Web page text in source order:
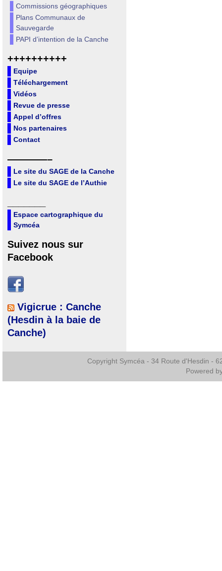
Commissions géographiques
Plans Communaux de
Sauvegarde
PAPI d’intention de la Canche
++++++++++
Equipe
Téléchargement
Vidéos
Revue de presse
Appel d’offres
Nos partenaires
Contact
————–
Le site du SAGE de la Canche
Le site du SAGE de l’Authie
Espace cartographique du
Symcéa
Suivez nous sur
Facebook
Vigicrue : Canche
(Hesdin à la baie de
Canche)
Copyright Symcéa - 34 Route d'Hesdin -
Powered